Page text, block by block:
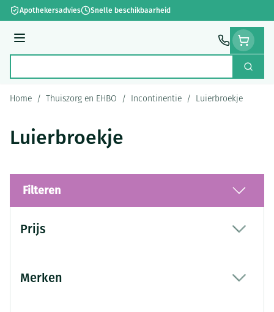
Ga naar de inhoud
Apothekersadvies Snelle beschikbaarheid
Menu
Zoek
Home / Thuiszorg en EHBO / Incontinentie / Luierbroekje
Luierbroekje
Filteren
Prijs
Merken